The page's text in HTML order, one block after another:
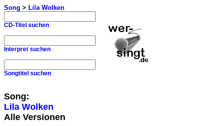
Song > Lila Wolken
CD-Titel suchen
Interpret suchen
Songtitel suchen
Song:
Lila Wolken
Alle Versionen